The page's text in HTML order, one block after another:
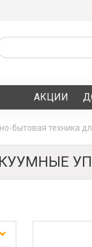
АКЦИИ
бытовая техника